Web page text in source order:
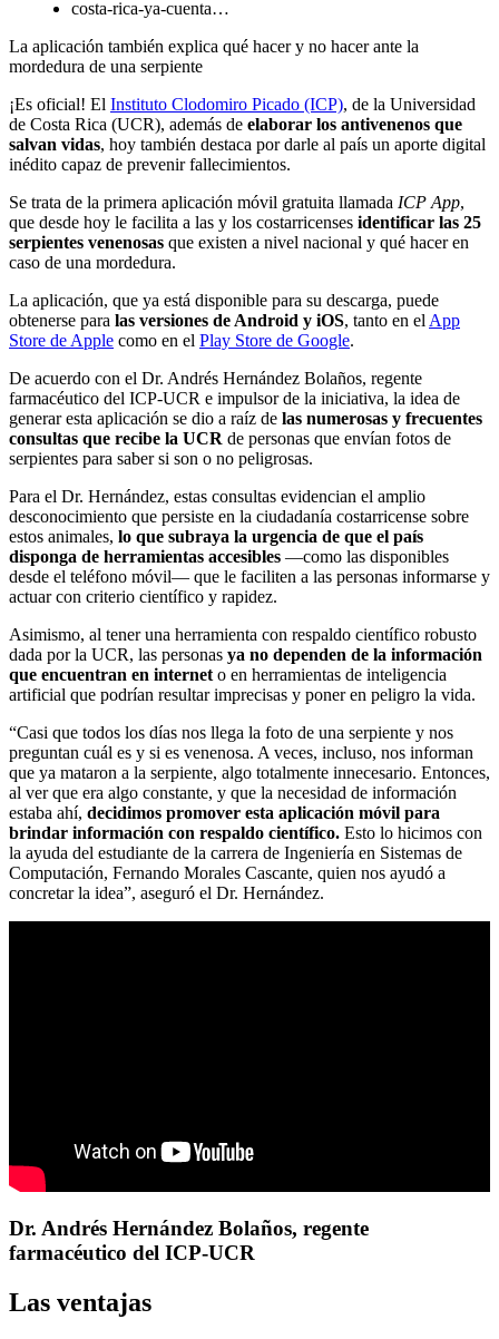
costa-rica-ya-cuenta…
La aplicación también explica qué hacer y no hacer ante la
mordedura de una serpiente
¡Es oficial! El Instituto Clodomiro Picado (ICP), de la Universidad
de Costa Rica (UCR), además de elaborar los antivenenos que
salvan vidas, hoy también destaca por darle al país un aporte digital
inédito capaz de prevenir fallecimientos.
Se trata de la primera aplicación móvil gratuita llamada ICP App,
que desde hoy le facilita a las y los costarricenses identificar las 25
serpientes venenosas que existen a nivel nacional y qué hacer en
caso de una mordedura.
La aplicación, que ya está disponible para su descarga, puede
obtenerse para las versiones de Android y iOS, tanto en el App
Store de Apple como en el Play Store de Google.
De acuerdo con el Dr. Andrés Hernández Bolaños, regente
farmacéutico del ICP-UCR e impulsor de la iniciativa, la idea de
generar esta aplicación se dio a raíz de las numerosas y frecuentes
consultas que recibe la UCR de personas que envían fotos de
serpientes para saber si son o no peligrosas.
Para el Dr. Hernández, estas consultas evidencian el amplio
desconocimiento que persiste en la ciudadanía costarricense sobre
estos animales, lo que subraya la urgencia de que el país
disponga de herramientas accesibles —como las disponibles
desde el teléfono móvil— que le faciliten a las personas informarse y
actuar con criterio científico y rapidez.
Asimismo, al tener una herramienta con respaldo científico robusto
dada por la UCR, las personas ya no dependen de la información
que encuentran en internet o en herramientas de inteligencia
artificial que podrían resultar imprecisas y poner en peligro la vida.
“Casi que todos los días nos llega la foto de una serpiente y nos
preguntan cuál es y si es venenosa. A veces, incluso, nos informan
que ya mataron a la serpiente, algo totalmente innecesario. Entonces,
al ver que era algo constante, y que la necesidad de información
estaba ahí, decidimos promover esta aplicación móvil para
brindar información con respaldo científico. Esto lo hicimos con
la ayuda del estudiante de la carrera de Ingeniería en Sistemas de
Computación, Fernando Morales Cascante, quien nos ayudó a
concretar la idea”, aseguró el Dr. Hernández.
Dr. Andrés Hernández Bolaños, regente
farmacéutico del ICP-UCR
Las ventajas